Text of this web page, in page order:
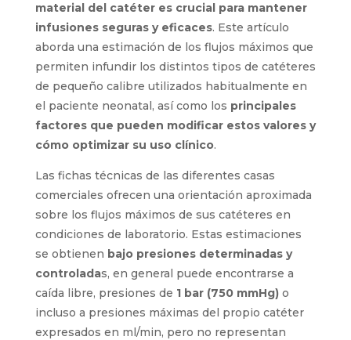
material del catéter es crucial para mantener
infusiones seguras y eficaces. Este artículo
aborda una estimación de los flujos máximos que
permiten infundir los distintos tipos de catéteres
de pequeño calibre utilizados habitualmente en
el paciente neonatal, así como los principales
factores que pueden modificar estos valores y
cómo optimizar su uso clínico.
Las fichas técnicas de las diferentes casas
comerciales ofrecen una orientación aproximada
sobre los flujos máximos de sus catéteres en
condiciones de laboratorio. Estas estimaciones
se obtienen bajo presiones determinadas y
controladas, en general puede encontrarse a
caída libre, presiones de 1 bar (750 mmHg)o
incluso a presiones máximas del propio catéter
expresados en ml/min, pero no representan